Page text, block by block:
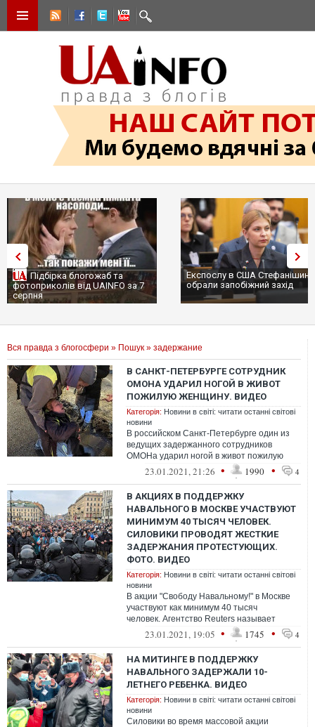
Підбірка блогожаб та
фотоприколів від UAINFO за 7
серпня
Експослу в США
обрали запобіжний захід
Вся правда з блогосфери » Пошук » задержание
В САНКТ-ПЕТЕРБУРГЕ СОТРУДНИК
ОМОНА УДАРИЛ НОГОЙ В ЖИВОТ
ПОЖИЛУЮ ЖЕНЩИНУ. ВИДЕО
Категорія: Новини в світі: читати останні світові
новини
В российском Санкт-Петербурге один из
ведущих задержанного сотрудников
ОМОНа ударил ногой в живот пожилую
женщину, которая пыталась выяснить
23.01.2021, 21:26 • 1990 • 4
В АКЦИЯХ В ПОДДЕРЖКУ
НАВАЛЬНОГО В МОСКВЕ УЧАСТВУЮТ
МИНИМУМ 40 ТЫСЯЧ ЧЕЛОВЕК.
СИЛОВИКИ ПРОВОДЯТ ЖЕСТКИЕ
ЗАДЕРЖАНИЯ ПРОТЕСТУЮЩИХ.
ФОТО. ВИДЕО
Категорія: Новини в світі: читати останні світові
новини
В акции "Свободу Навальному!" в Москве
участвуют как минимум 40 тысяч
человек. Агентство Reuters называет
акцию одним из крупнейших
несогласованных ме...
23.01.2021, 19:05 • 1745 • 4
НА МИТИНГЕ В ПОДДЕРЖКУ
НАВАЛЬНОГО ЗАДЕРЖАЛИ 10-
ЛЕТНЕГО РЕБЕНКА. ВИДЕО
Категорія: Новини в світі: читати останні світові
новини
Силовики во время массовой акции